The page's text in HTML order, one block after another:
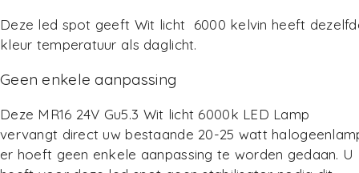
Deze led spot geeft Wit licht 6000 kelvin heeft
kleur temperatuur als daglicht.
Geen enkele aanpassing
Deze MR16 24V Gu5.3 Wit licht 6000k LED Lamp
vervangt direct uw bestaande 20-25 watt
er hoeft geen enkele aanpassing te worden gedaan. U